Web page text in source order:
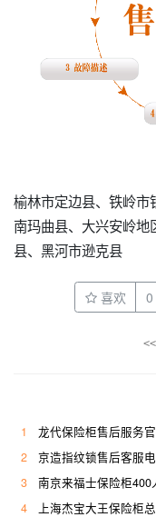
榆林市定边县、铁岭
南玛曲县、大兴安岭
县、黑河市逊克县
喜欢 0
1
龙代保险柜售后服务
2
京造指纹锁售后客服
3
南京来福士保险柜400
4
上海杰宝大王保险柜总